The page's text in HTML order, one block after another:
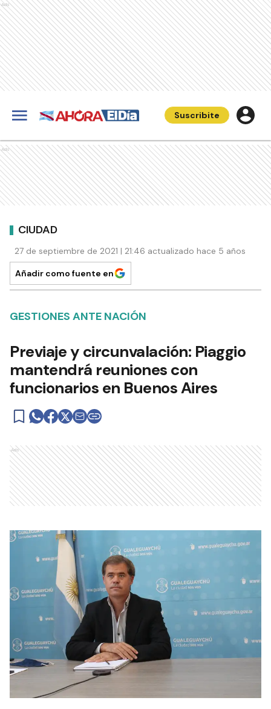
Ads
Suscribite
Ads
CIUDAD
27 de septiembre de 2021 | 21:46 actualizado hace 5 años
Añadir como fuente en
GESTIONES ANTE NACIÓN
Previaje y circunvalación: Piaggio
mantendrá reuniones con
funcionarios en Buenos Aires
Ads